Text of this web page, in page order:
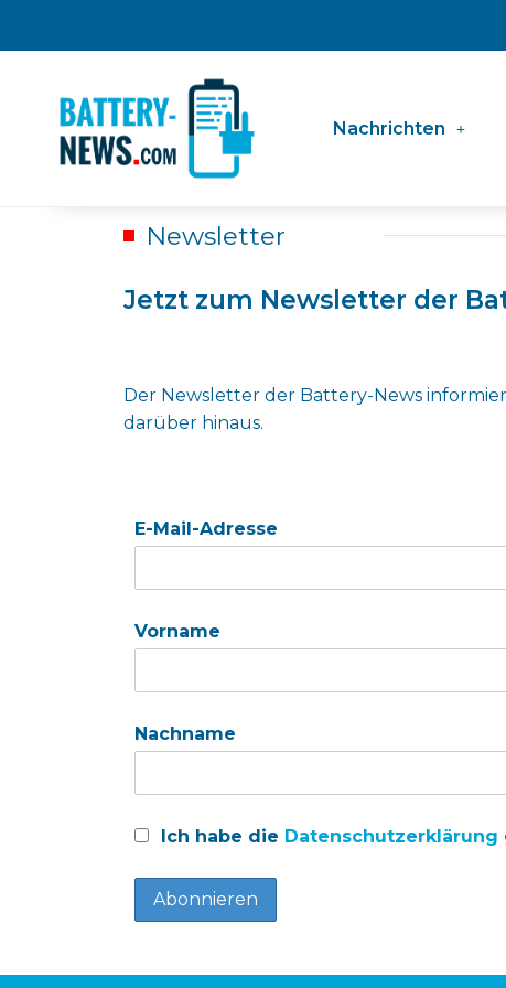
Nachrichten
Newsletter
Jetzt zum Newsletter der
Der Newsletter der Battery-News
darüber hinaus.
E-Mail-Adresse
Vorname
Nachname
Ich habe die Datenschutzerklärung